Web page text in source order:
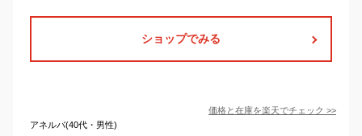
ショップでみる
価格と在庫を楽天でチェック >>
アネルバ(40代・男性)